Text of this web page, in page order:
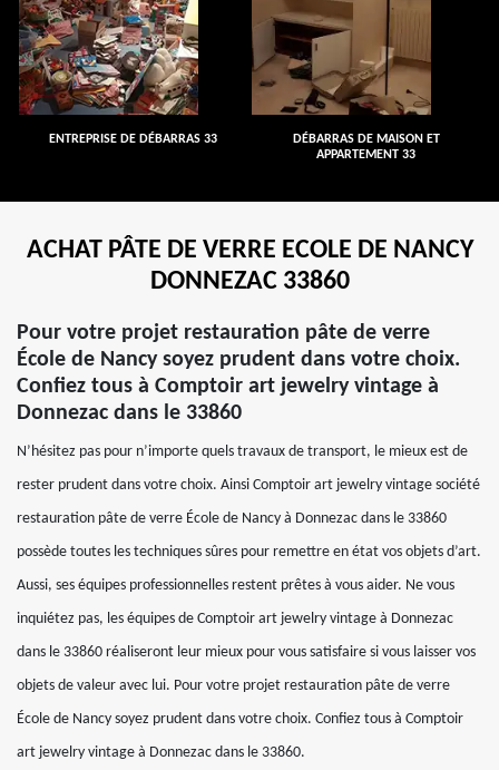
ENTREPRISE DE DÉBARRAS 33
DÉBARRAS DE MAISON ET
APPARTEMENT 33
ACHAT PÂTE DE VERRE ECOLE DE NANCY
DONNEZAC 33860
Pour votre projet restauration pâte de verre
École de Nancy soyez prudent dans votre choix.
Confiez tous à Comptoir art jewelry vintage à
Donnezac dans le 33860
N’hésitez pas pour n’importe quels travaux de transport, le mieux est de
rester prudent dans votre choix. Ainsi Comptoir art jewelry vintage société
restauration pâte de verre École de Nancy à Donnezac dans le 33860
possède toutes les techniques sûres pour remettre en état vos objets d’art.
Aussi, ses équipes professionnelles restent prêtes à vous aider. Ne vous
inquiétez pas, les équipes de Comptoir art jewelry vintage à Donnezac
dans le 33860 réaliseront leur mieux pour vous satisfaire si vous laisser vos
objets de valeur avec lui. Pour votre projet restauration pâte de verre
École de Nancy soyez prudent dans votre choix. Confiez tous à Comptoir
art jewelry vintage à Donnezac dans le 33860.